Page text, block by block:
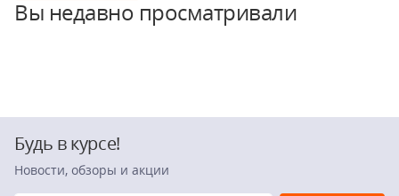
Вы недавно просматривали
Будь в курсе!
Новости, обзоры и акции